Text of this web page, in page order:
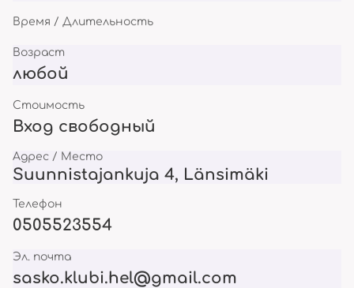
Время / Длительность
Возраст
любой
Стоимость
Вход свободный
Адрес / Место
Suunnistajankuja 4, Länsimäki
Телефон
0505523554
Эл. почта
sasko.klubi.hel@gmail.com